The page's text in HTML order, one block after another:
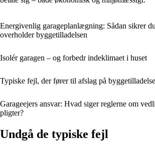
Energivenlig garageplanlægning: Sådan sikrer
overholder byggetilladelsen
Isolér garagen – og forbedr indeklimaet i huset
Typiske fejl, der fører til afslag på
Garageejers ansvar: Hvad siger reglerne om
pligter?
Undgå de typiske fejl